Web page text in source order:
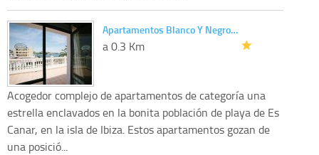
Apartamentos Blanco Y Negro…
a 0.3 Km
Acogedor complejo de apartamentos de categoría una
estrella enclavados en la bonita población de playa de Es
Canar, en la isla de Ibiza. Estos apartamentos gozan de
una posició...